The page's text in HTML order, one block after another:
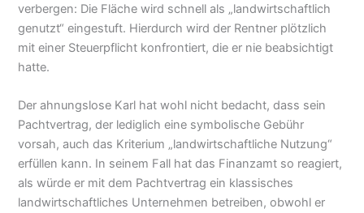
verbergen: Die Fläche wird schnell als „landwirtschaftlich
genutzt“ eingestuft. Hierdurch wird der Rentner plötzlich
mit einer Steuerpflicht konfrontiert, die er nie beabsichtigt
hatte.
Der ahnungslose Karl hat wohl nicht bedacht, dass sein
Pachtvertrag, der lediglich eine symbolische Gebühr
vorsah, auch das Kriterium „landwirtschaftliche Nutzung“
erfüllen kann. In seinem Fall hat das Finanzamt so reagiert,
als würde er mit dem Pachtvertrag ein klassisches
landwirtschaftliches Unternehmen betreiben, obwohl er